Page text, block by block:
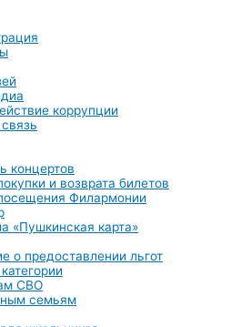
коррупции
концертов
и возврата билетов
Филармонии
«Пушкинская карта»
о предоставлении льгот
СВО
семьям